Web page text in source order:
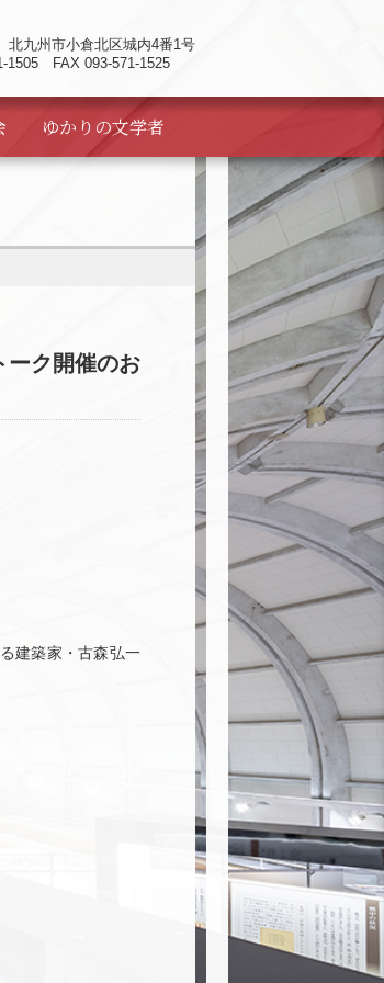
北九州市小倉北区城内4番1号
1505 FAX 093-571-1525
ゆかりの文学者
ーク開催のお
建築家・古森弘一